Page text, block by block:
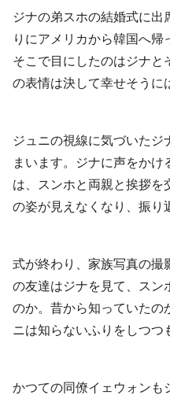
ジナの弟スホの結婚式に出
りにアメリカから韓国へ帰
そこで目にしたのはジナと
の表情は決して幸せそうに
ジュニの視線に気づいたジ
まいます。ジナに声をかけ
は、スンホと両親と挨拶を
の姿が見えなくなり、振り
式が終わり、家族写真の撮
の友達はジナを見て、スン
のか。昔から知っていたの
ニは知らないふりをしつつ
かつての同僚イェウォンも